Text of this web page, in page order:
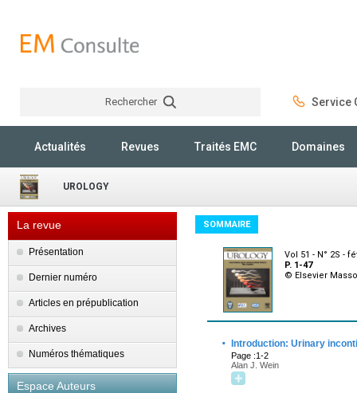
Rechercher Service
Actualités Revues Traités EMC Domaines
UROLOGY
La revue
Présentation
Dernier numéro
Articles en prépublication
Archives
Numéros thématiques
Espace Auteurs
SOMMAIRE
Vol 51 - N° 2S -
P. 1-47
© Elsevier
· Introduction: Urinary
Page :1-2
Alan J. Wein